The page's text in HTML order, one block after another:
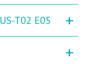
T02 E05 +
+